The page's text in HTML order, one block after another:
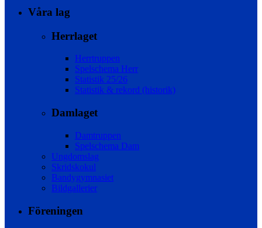
Våra lag
Herrlaget
Herrtruppen
Spelschema Herr
Statistik 25/26
Statistik & rekord (historik)
Damlaget
Damtruppen
Spelschema Dam
Ungdomslag
Skridskokul
Bandygymnasiet
Bildgallerier
Föreningen